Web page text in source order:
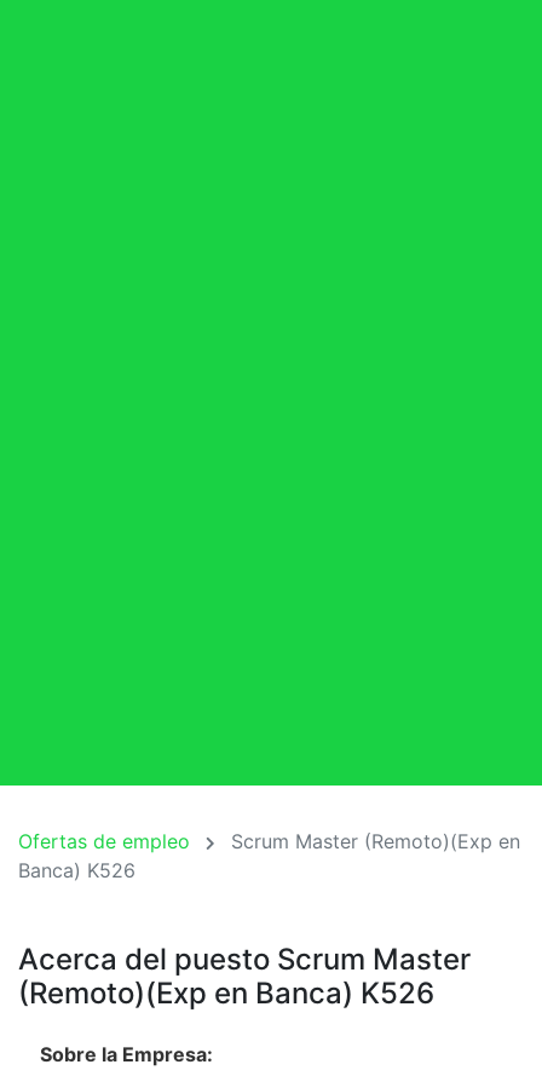
Ofertas de empleo
Scrum Master (Remoto)(Exp en
Banca) K526
Acerca del puesto Scrum Master
(Remoto)(Exp en Banca) K526
Sobre la Empresa: